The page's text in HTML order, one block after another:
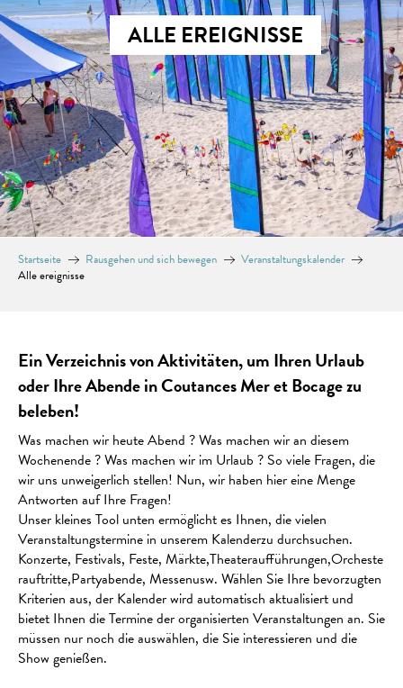
ALLE EREIGNISSE
Startseite Rausgehen und sich bewegen
Veranstaltungskalender
Alle ereignisse
Ein Verzeichnis von Aktivitäten, um Ihren Urlaub
oder Ihre Abende in Coutances Mer et Bocage zu
beleben!
Was machen wir heute Abend ? Was machen wir an diesem
Wochenende ? Was machen wir im Urlaub ? So viele Fragen, die
wir uns unweigerlich stellen! Nun, wir haben hier eine Menge
Antworten auf Ihre Fragen!
Unser kleines Tool unten ermöglicht es Ihnen, die vielen
Veranstaltungstermine in unserem Kalenderzu durchsuchen.
Konzerte, Festivals, Feste, Märkte,Theateraufführungen,Orcheste
rauftritte,Partyabende, Messenusw. Wählen Sie Ihre bevorzugten
Kriterien aus, der Kalender wird automatisch aktualisiert und
bietet Ihnen die Termine der organisierten Veranstaltungen an. Sie
müssen nur noch die auswählen, die Sie interessieren und die
Show genießen.